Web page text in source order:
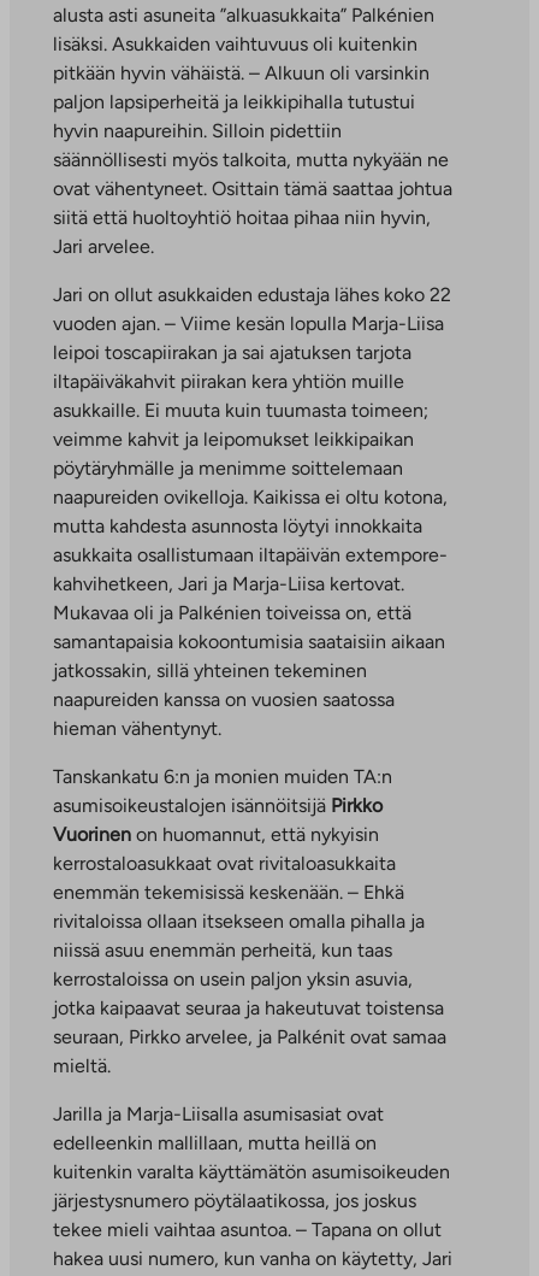
alusta asti asuneita ”alkuasukkaita” Palkénien
lisäksi. Asukkaiden vaihtuvuus oli kuitenkin
pitkään hyvin vähäistä. – Alkuun oli varsinkin
paljon lapsiperheitä ja leikkipihalla tutustui
hyvin naapureihin. Silloin pidettiin
säännöllisesti myös talkoita, mutta nykyään ne
ovat vähentyneet. Osittain tämä saattaa johtua
siitä että huoltoyhtiö hoitaa pihaa niin hyvin,
Jari arvelee.
Jari on ollut asukkaiden edustaja lähes koko 22
vuoden ajan. – Viime kesän lopulla Marja-Liisa
leipoi toscapiirakan ja sai ajatuksen tarjota
iltapäiväkahvit piirakan kera yhtiön muille
asukkaille. Ei muuta kuin tuumasta toimeen;
veimme kahvit ja leipomukset leikkipaikan
pöytäryhmälle ja menimme soittelemaan
naapureiden ovikelloja. Kaikissa ei oltu kotona,
mutta kahdesta asunnosta löytyi innokkaita
asukkaita osallistumaan iltapäivän extempore-
kahvihetkeen, Jari ja Marja-Liisa kertovat.
Mukavaa oli ja Palkénien toiveissa on, että
samantapaisia kokoontumisia saataisiin aikaan
jatkossakin, sillä yhteinen tekeminen
naapureiden kanssa on vuosien saatossa
hieman vähentynyt.
Tanskankatu 6:n ja monien muiden TA:n
asumisoikeustalojen isännöitsijä Pirkko
Vuorinen on huomannut, että nykyisin
kerrostaloasukkaat ovat rivitaloasukkaita
enemmän tekemisissä keskenään. – Ehkä
rivitaloissa ollaan itsekseen omalla pihalla ja
niissä asuu enemmän perheitä, kun taas
kerrostaloissa on usein paljon yksin asuvia,
jotka kaipaavat seuraa ja hakeutuvat toistensa
seuraan, Pirkko arvelee, ja Palkénit ovat samaa
mieltä.
Jarilla ja Marja-Liisalla asumisasiat ovat
edelleenkin mallillaan, mutta heillä on
kuitenkin varalta käyttämätön asumisoikeuden
järjestysnumero pöytälaatikossa, jos joskus
tekee mieli vaihtaa asuntoa. – Tapana on ollut
hakea uusi numero, kun vanha on käytetty, Jari